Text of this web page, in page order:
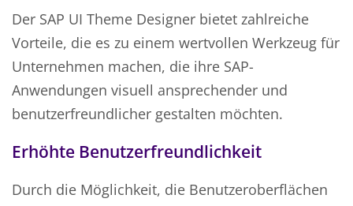
Der SAP UI Theme Designer bietet zahlreiche
Vorteile, die es zu einem wertvollen Werkzeug für
Unternehmen machen, die ihre SAP-
Anwendungen visuell ansprechender und
benutzerfreundlicher gestalten möchten.
Erhöhte Benutzerfreundlichkeit
Durch die Möglichkeit, die Benutzeroberflächen